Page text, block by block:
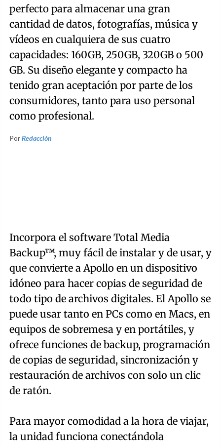
perfecto para almacenar una gran
cantidad de datos, fotografías, música y
vídeos en cualquiera de sus cuatro
capacidades: 160GB, 250GB, 320GB o 500
GB. Su diseño elegante y compacto ha
tenido gran aceptación por parte de los
consumidores, tanto para uso personal
como profesional.
PorRedacción
Incorpora el software Total Media
Backup™, muy fácil de instalar y de usar, y
que convierte a Apollo en un dispositivo
idóneo para hacer copias de seguridad de
todo tipo de archivos digitales. El Apollo se
puede usar tanto en PCs como en Macs, en
equipos de sobremesa y en portátiles, y
ofrece funciones de backup, programación
de copias de seguridad, sincronización y
restauración de archivos con solo un clic
de ratón.
Para mayor comodidad a la hora de viajar,
la unidad funciona conectándola